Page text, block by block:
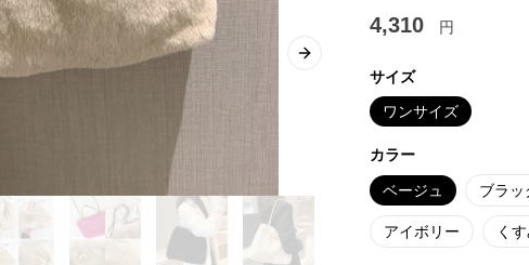
Next slide
4,310 円
サイズ
ワンサイズ
カラー
ベージュ ブラッ
アイボリー く